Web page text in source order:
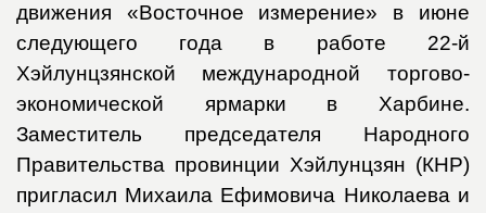
движения «Восточное измерение» в июне
следующего года в работе 22-й
Хэйлунцзянской международной торгово-
экономической ярмарки в Харбине.
Заместитель председателя Народного
Правительства провинции Хэйлунцзян (КНР)
пригласил Михаила Ефимовича Николаева и